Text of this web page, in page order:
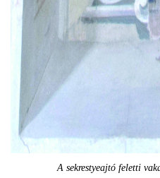
A sekrestyeajtó feletti